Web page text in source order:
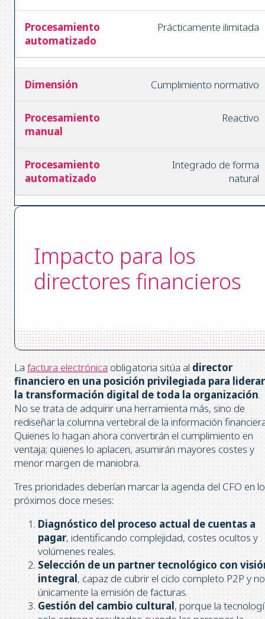
Prácticamente ilimitada
Cumplimiento normativo
Reactivo
Integrado de forma
natural
Impacto para los
directores financieros
La factura electrónica obligatoria sitúa al director
financiero en una posición privilegiada para liderar
la transformación digital de toda la organización.
No se trata de adquirir una herramienta más, sino de
rediseñar la columna vertebral de la información
Quienes lo hagan ahora convertirán el cumplimiento en
ventaja; quienes lo aplacen, asumirán mayores costes y
menor margen de maniobra.
Tres prioridades deberían marcar la agenda del CFO en
próximos doce meses:
Diagnóstico del proceso actual de cuentas a
pagar, identificando complejidad, costes ocultos y
volúmenes reales.
Selección de un partner tecnológico con
integral, capaz de cubrir el ciclo completo P2P y no
únicamente la emisión de facturas.
Gestión del cambio cultural, porque la